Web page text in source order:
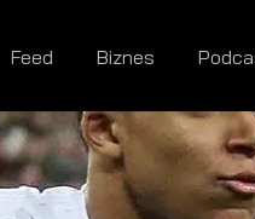
Feed Biznes